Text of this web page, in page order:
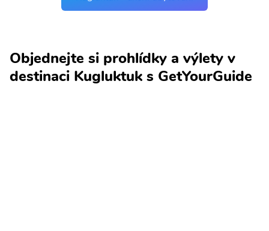
Objednejte si prohlídky a výlety v
destinaci Kugluktuk s GetYourGuide